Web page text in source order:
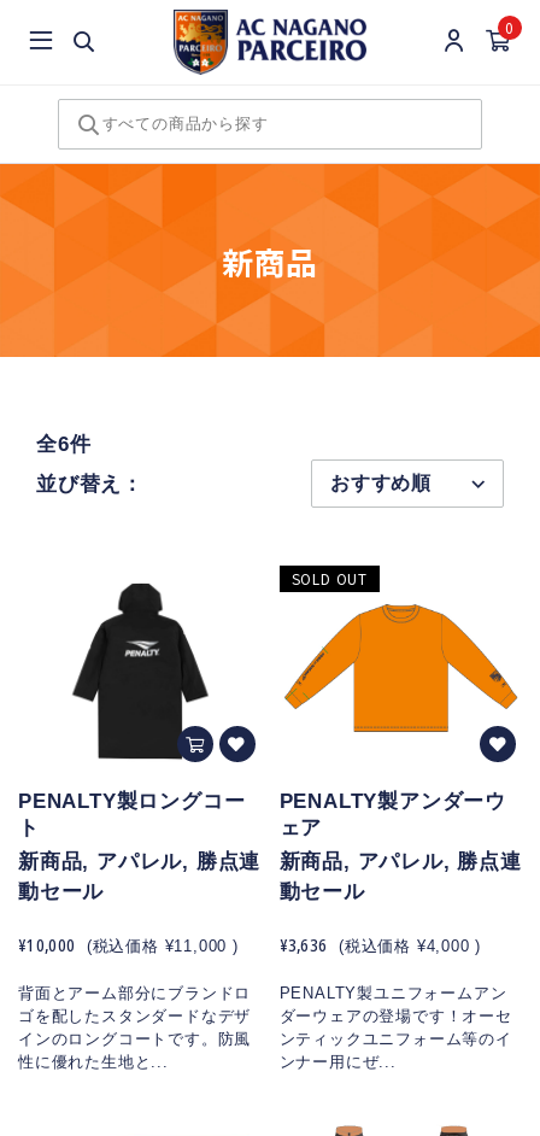
0
新商品
全6件
並び替え：
PENALTY製ロングコー
ト
新商品, アパレル, 勝点連
動セール
¥10,000 (税込価格 ¥11,000 )
背面とアーム部分にブランドロ
ゴを配したスタンダードなデザ
インのロングコートです。防風
性に優れた生地と...
SOLD OUT
PENALTY製アンダーウ
ェア
新商品, アパレル, 勝点連
動セール
¥3,636 (税込価格 ¥4,000 )
PENALTY製ユニフォームアン
ダーウェアの登場です！オーセ
ンティックユニフォーム等のイ
ンナー用にぜ...